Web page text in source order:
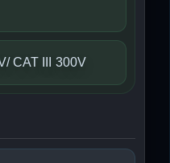
CAT III 300V